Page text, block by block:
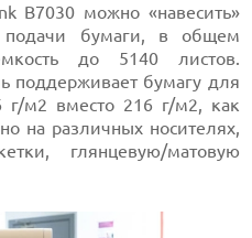
B7030 можно «навесить»
подачи бумаги, в общем
до 5140 листов.
поддерживает бумагу для
г/м2 вместо 216 г/м2, как
на различных носителях,
глянцевую/матовую